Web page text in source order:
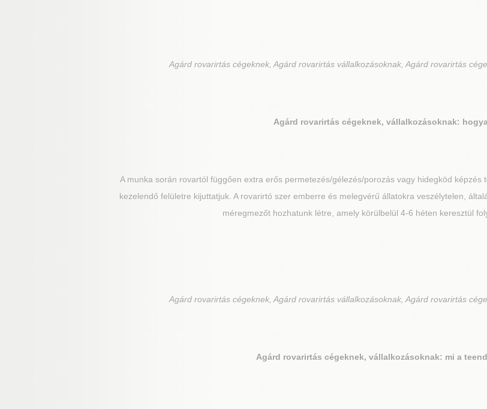
Agárdrovarirtás cégeknek, Agárd rovarirtás vállalkozásoknak, Agárd rovarirtás
Agárd rovarirtás cégeknek, vállalkozásoknak:
A munka során rovartól függően extra erős permetezés/gélezés/porozás vagy hidegköd képzés
kezelendő felületre kijuttatjuk. A rovarirtó szer emberre és melegvérű állatokra veszélytelen,
méregmezőt hozhatunk létre, amely körülbelül 4-6 héten keresztül
Agárdrovarirtás cégeknek, Agárd rovarirtás vállalkozásoknak, Agárd rovarirtás
Agárd rovarirtás cégeknek, vállalkozásoknak: mi a